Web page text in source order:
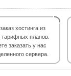
хостинга из
планов.
заказать у нас
сервера.